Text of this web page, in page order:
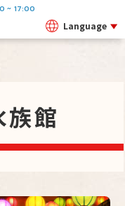
~ 17:00
Language
族館